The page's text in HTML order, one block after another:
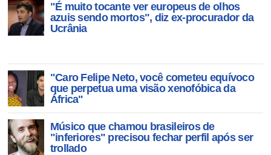
"É muito tocante ver europeus de olhos
azuis sendo mortos", diz ex-procurador da
Ucrânia
"Caro Felipe Neto, você cometeu equívoco
que perpetua uma visão xenofóbica da
África"
Músico que chamou brasileiros de
"inferiores" precisou fechar perfil após ser
trollado